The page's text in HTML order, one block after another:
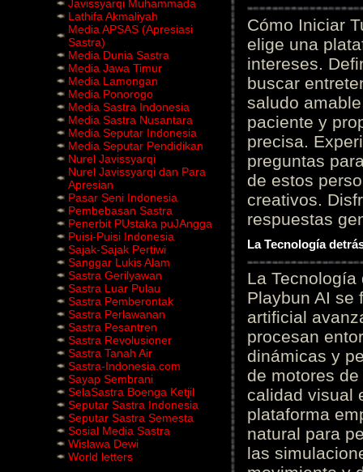
Javissyarqi Muhammada
Lathifa Akmaliyah
Media APSAS (Apresiasi
Sastra)
Media Dunia Sastra
Media Jawa Timur
Media Lamongan
Media Ponorogo
Media Sastra Indonesia
Media Sastra Nusantara
Media Seputar Indonesia
Media Seputar Pendidikan
Nurel Javissyarqi
Nurel Javissyarqi dan Para
Apresian
Pasar Seni Indonesia
Pembebasan Sastra
Penerbit PUstaka puJAngga
Puisi-Puisi Indonesia
Sajak-Sajak Pertiwi
Sanggar Lukis Alam
Sastra Gerilyawan
Sastra Luar Pulau
Sastra Pemberontak
Sastra Perlawanan
Sastra Pesantren
Sastra Revolusioner
Sastra Tanah Air
Sastra-Indonesia.com
Sayap Sembrani
SelaSastra Boenga Ketjil
Seputar Sastra Indonesia
Seputar Sastra Semesta
Sosial Media Sastra
Wislawa Dewi
World letters
Cómo Iniciar
elige una
intereses.
buscar
saludo
paciente y
precisa.
preguntas
de estos
creativos.
respuestas
La Tecnología
La
Playbun AI se
artificial
procesan
dinámicas y
de motores
calidad visual
plataforma
natural para
las